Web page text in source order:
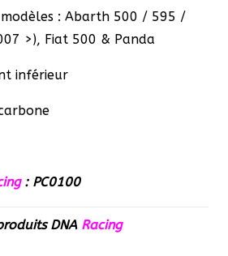
: Abarth 500 / 595 /
>), Fiat 500 & Panda
inférieur
: PC0100
DNA Racing